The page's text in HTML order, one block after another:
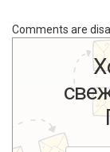
Comments are